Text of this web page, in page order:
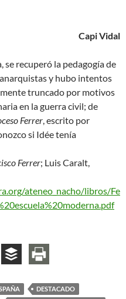
Capi Vidal
se recuperó la pedagogía de
y hubo intentos
truncado por motivos
en la guerra civil; de
Ferrer, escrito por
si Idée tenía
Ferrer; Luis Caralt,
ateneo_nacho/libros/Fe
DESTACADO